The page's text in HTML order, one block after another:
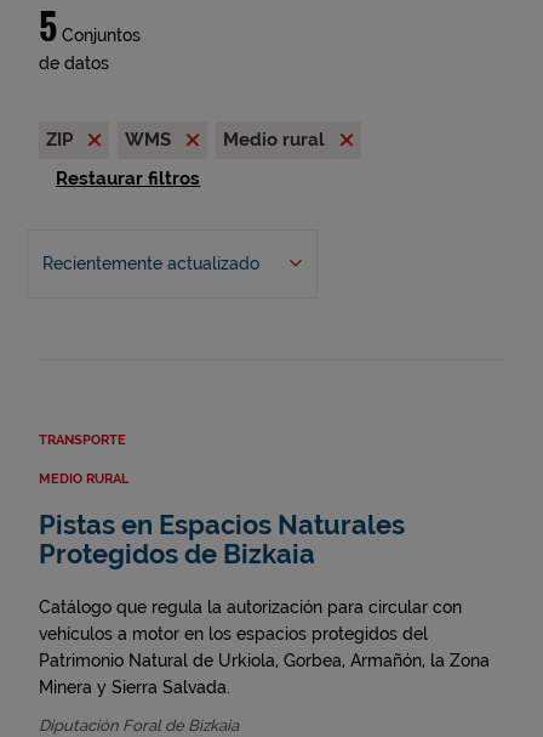
5 Conjuntos
de datos
ZIP WMS
Medio rural
Restaurar filtros
Recientemente actualizado
TRANSPORTE
MEDIO RURAL
Pistas en Espacios Naturales
Protegidos de Bizkaia
Catálogo que regula la autorización para circular con
vehículos a motor en los espacios protegidos del
Patrimonio Natural de Urkiola, Gorbea, Armañón, la Zona
Minera y Sierra Salvada.
Diputación Foral de Bizkaia